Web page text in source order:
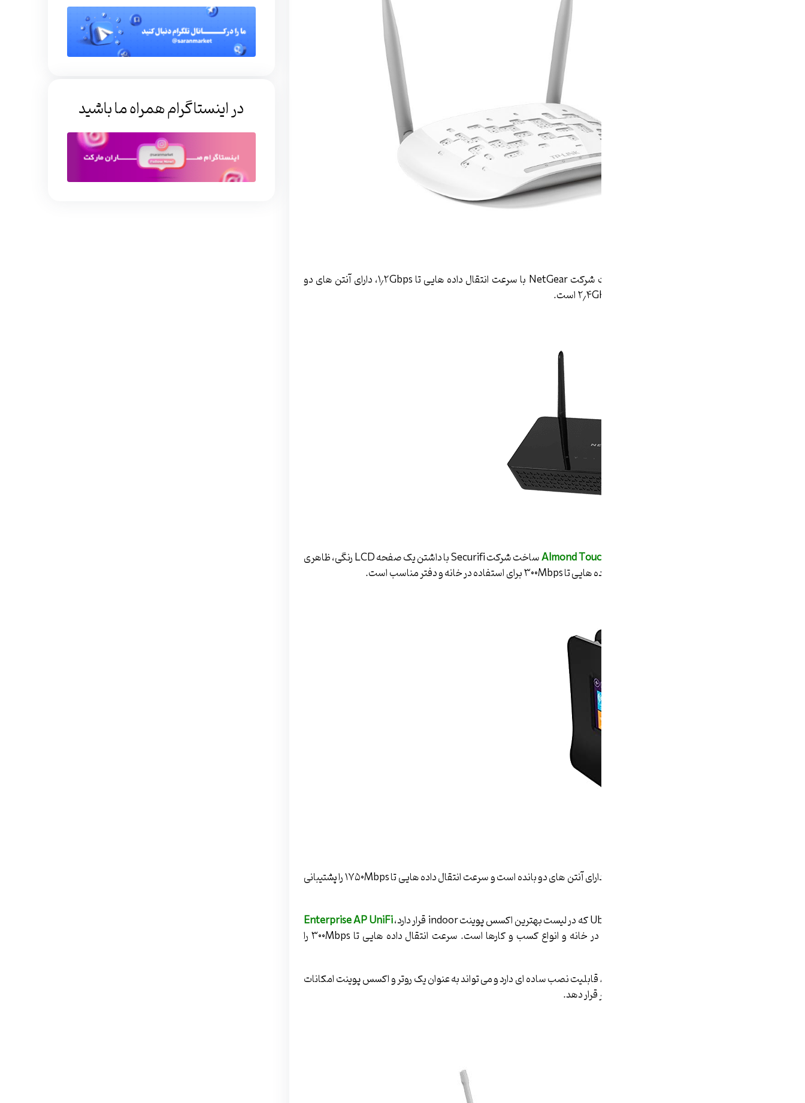
ساخت شرکت NetGear با سرعت انتقال داده ­هایی تا ۱٫۲Gbps، دارای آنتن­ های دو
ساخت شرکت Securifi با داشتن یک صفحه LCD رنگی، ظاهری
بسیار زیبا دارد و با ارائه سرعت انتقال داده ­هایی تا ۳۰۰Mbps برای استفاده در خانه و دفتر مناسب است.
برند Linksys دارای آنتن ­های دو بانده است و سرعت انتقال داده ­هایی تا ۱۷۵۰Mbps را پشتیبانی
Enterprise AP UniFi
است که انتخاب خوبی برای استفاده در خانه و انواع کسب­ و­ کارها است. سرعت انتقال داده­ هایی تا ۳۰۰Mbps را
ساخت شرکت Asus قابلیت نصب ساده ­ای دارد و می­ تواند به عنوان یک روتر و اکسس پوینت امکانات
بسیار و سرعت مناسبی را در اختیار کاربر قرار دهد.
در اینستاگرام همراه ما باشید